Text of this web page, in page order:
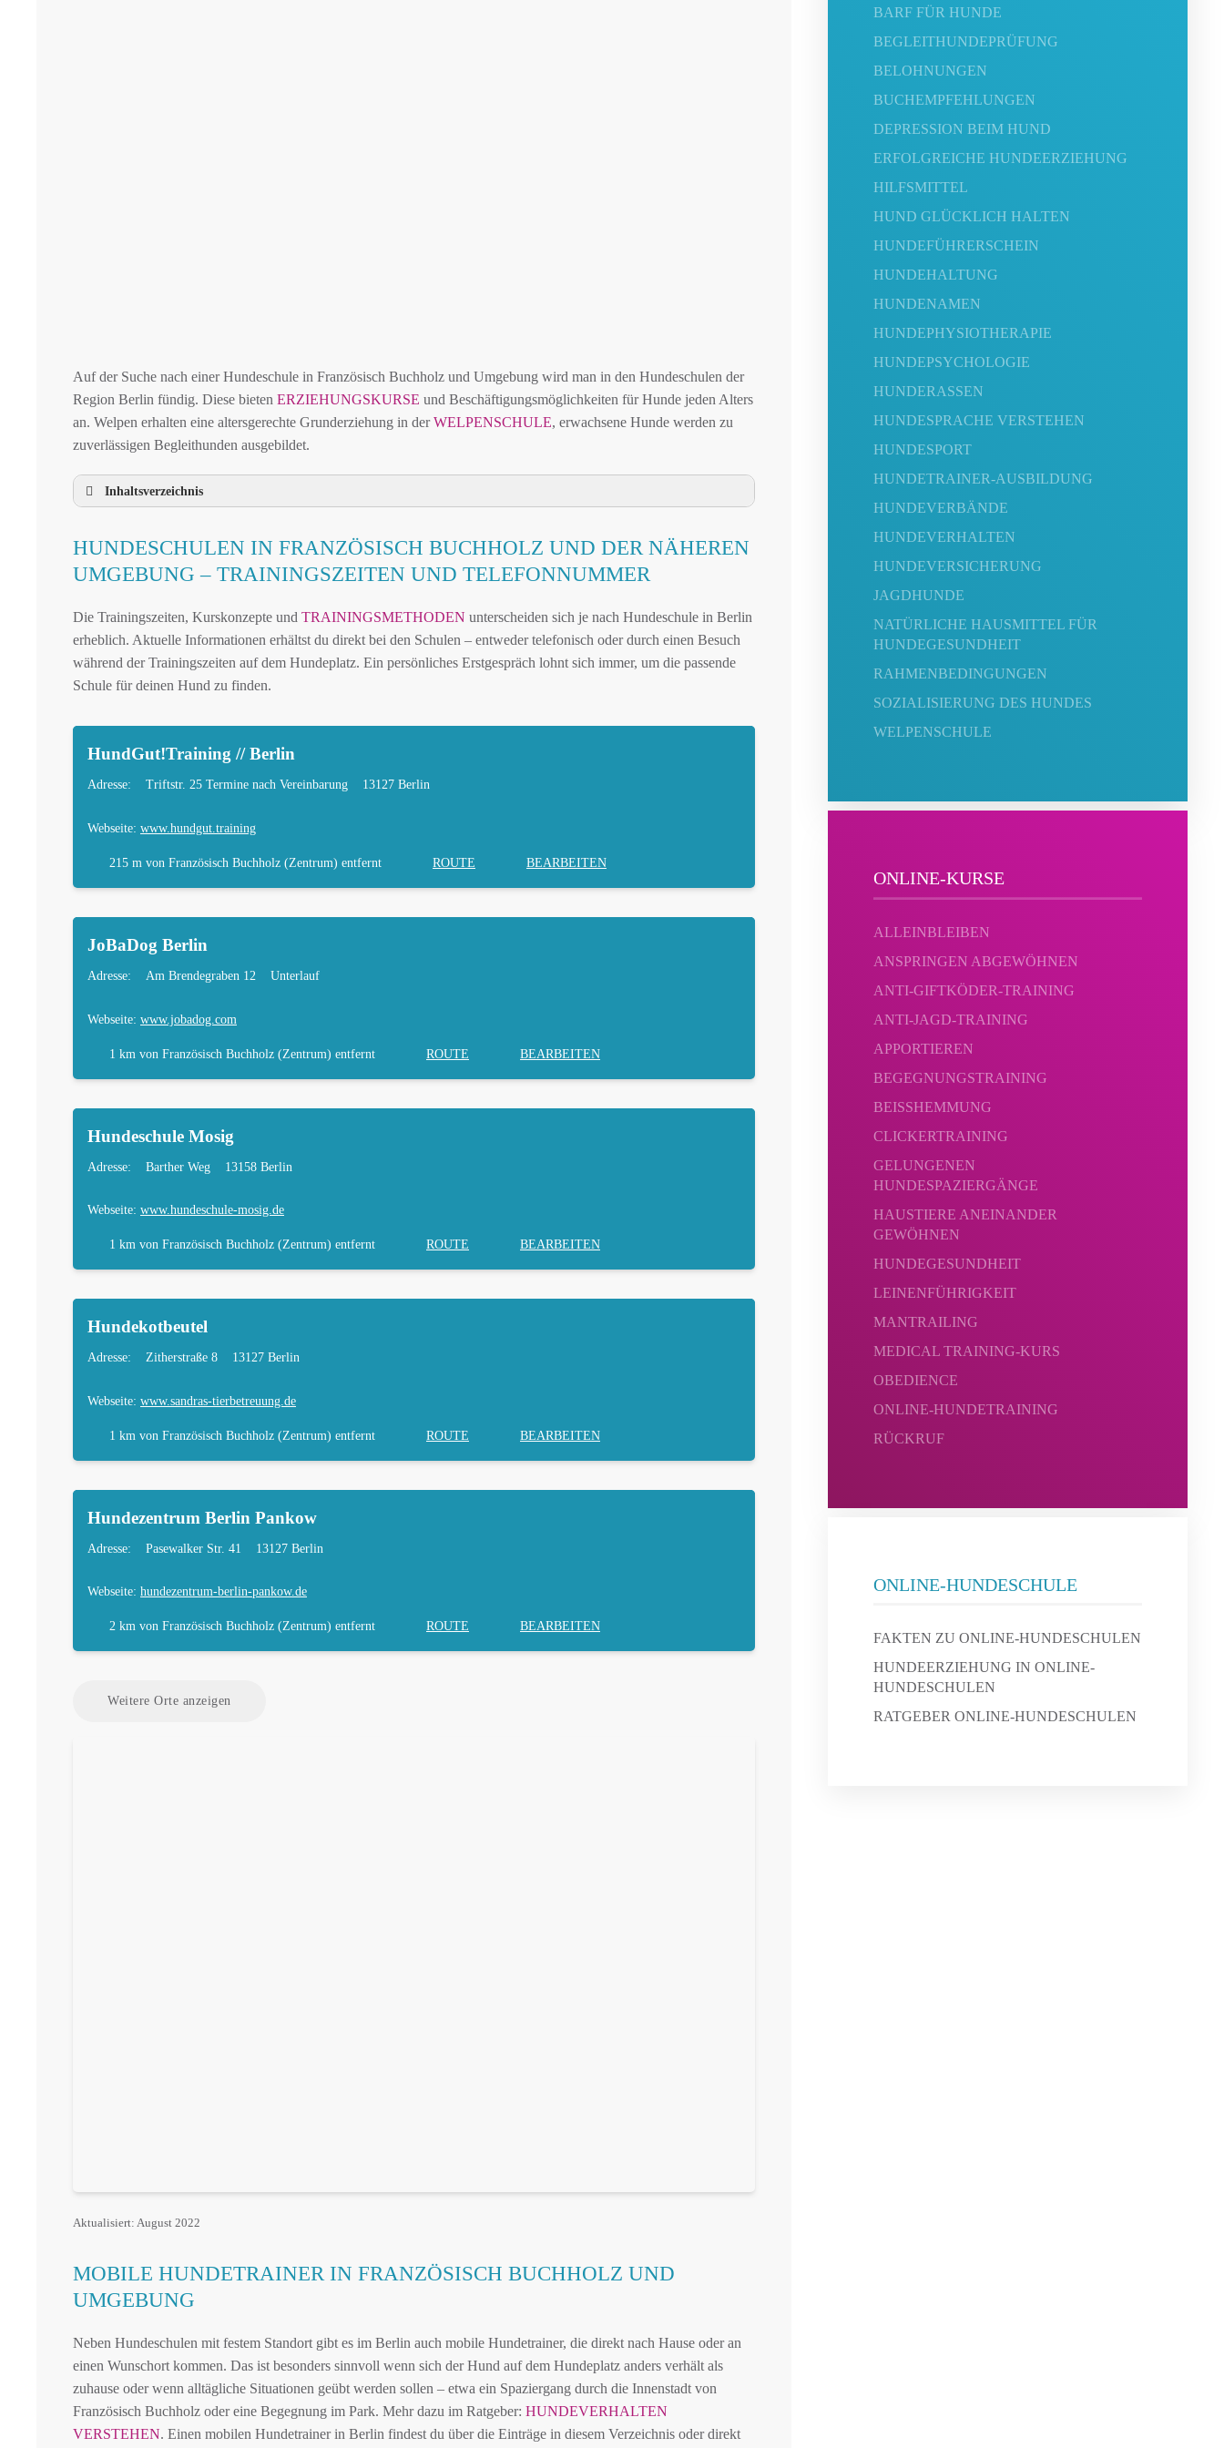
Auf der Suche nach einer Hundeschule in Französisch Buchholz und Umgebung wird man in den Hundeschulen der
Region Berlin fündig. Diese bieten ERZIEHUNGSKURSE und Beschäftigungsmöglichkeiten für Hunde jeden Alters
an. Welpen erhalten eine altersgerechte Grunderziehung in derWELPENSCHULE, erwachsene Hunde werden zu
zuverlässigen Begleithunden ausgebildet.
Inhaltsverzeichnis
HUNDESCHULEN IN FRANZÖSISCH BUCHHOLZ UND DER NÄHEREN UMGEBUNG
MOBILE HUNDETRAINER IN FRANZÖSISCH BUCHHOLZ UND UMGEBUNG
LEINENPFLICHT UND HUNDEGESETZE IN FRANZÖSISCH BUCHHOLZ
HUNDEFREUNDLICHE ORTE UND FREILAUFFLÄCHEN IN FRANZÖSISCH BUCHHOLZ
HUNDEFÜHRERSCHEIN FÜR DIE REGION BERLIN – ONLINE-TEST
HÄUFIGE FRAGEN ZUR HUNDESCHULE IN FRANZÖSISCH BUCHHOLZ
TIERARZT UND NOTFALLTIERARZT IN FRANZÖSISCH BUCHHOLZ
HUNDESCHULEN IN FRANZÖSISCH BUCHHOLZ UND DER NÄHEREN
UMGEBUNG – TRAININGSZEITEN UND TELEFONNUMMER
Die Trainingszeiten, Kurskonzepte und TRAININGSMETHODEN unterscheiden sich je nach Hundeschule in Berlin
erheblich. Aktuelle Informationen erhältst du direkt bei den Schulen – entweder telefonisch oder durch einen Besuch
während der Trainingszeiten auf dem Hundeplatz. Ein persönliches Erstgespräch lohnt sich immer, um die passende
Schule für deinen Hund zu finden.
HundGut!Training // Berlin
Adresse: Triftstr. 25 Termine nach Vereinbarung 13127 Berlin
Webseite: www.hundgut.training
215 m von Französisch Buchholz (Zentrum) entfernt ROUTE BEARBEITEN
JoBaDog Berlin
Adresse: Am Brendegraben 12 Unterlauf
Webseite: www.jobadog.com
1 km von Französisch Buchholz (Zentrum) entfernt ROUTE BEARBEITEN
Hundeschule Mosig
Adresse: Barther Weg 13158 Berlin
Webseite: www.hundeschule-mosig.de
1 km von Französisch Buchholz (Zentrum) entfernt ROUTE BEARBEITEN
Hundekotbeutel
Adresse: Zitherstraße 8 13127 Berlin
Webseite: www.sandras-tierbetreuung.de
1 km von Französisch Buchholz (Zentrum) entfernt ROUTE BEARBEITEN
Hundezentrum Berlin Pankow
Adresse: Pasewalker Str. 41 13127 Berlin
Webseite: hundezentrum-berlin-pankow.de
2 km von Französisch Buchholz (Zentrum) entfernt ROUTE BEARBEITEN
Weitere Orte anzeigen
Aktualisiert: August 2022
MOBILE HUNDETRAINER IN FRANZÖSISCH BUCHHOLZ UND
UMGEBUNG
Neben Hundeschulen mit festem Standort gibt es im Berlin auch mobile Hundetrainer, die direkt nach Hause oder an
einen Wunschort kommen. Das ist besonders sinnvoll wenn sich der Hund auf dem Hundeplatz anders verhält als
zuhause oder wenn alltägliche Situationen geübt werden sollen – etwa ein Spaziergang durch die Innenstadt von
Französisch Buchholz oder eine Begegnung im Park. Mehr dazu im Ratgeber: HUNDEVERHALTEN
VERSTEHEN. Einen mobilen Hundetrainer in Berlin findest du über die Einträge in diesem Verzeichnis oder direkt
BARF FÜR HUNDE
BEGLEITHUNDEPRÜFUNG
BELOHNUNGEN
BUCHEMPFEHLUNGEN
DEPRESSION BEIM HUND
ERFOLGREICHE HUNDEERZIEHUNG
HILFSMITTEL
HUND GLÜCKLICH HALTEN
HUNDEFÜHRERSCHEIN
HUNDEHALTUNG
HUNDENAMEN
HUNDEPHYSIOTHERAPIE
HUNDEPSYCHOLOGIE
HUNDERASSEN
HUNDESPRACHE VERSTEHEN
HUNDESPORT
HUNDETRAINER-AUSBILDUNG
HUNDEVERBÄNDE
HUNDEVERHALTEN
HUNDEVERSICHERUNG
JAGDHUNDE
NATÜRLICHE HAUSMITTEL FÜR
HUNDEGESUNDHEIT
RAHMENBEDINGUNGEN
SOZIALISIERUNG DES HUNDES
WELPENSCHULE
ONLINE-KURSE
ALLEINBLEIBEN
ANSPRINGEN ABGEWÖHNEN
ANTI-GIFTKÖDER-TRAINING
ANTI-JAGD-TRAINING
APPORTIEREN
BEGEGNUNGSTRAINING
BEISSHEMMUNG
CLICKERTRAINING
GELUNGENEN
HUNDESPAZIERGÄNGE
HAUSTIERE ANEINANDER
GEWÖHNEN
HUNDEGESUNDHEIT
LEINENFÜHRIGKEIT
MANTRAILING
MEDICAL TRAINING-KURS
OBEDIENCE
ONLINE-HUNDETRAINING
RÜCKRUF
ONLINE-HUNDESCHULE
FAKTEN ZU ONLINE-HUNDESCHULEN
HUNDEERZIEHUNG IN ONLINE-
HUNDESCHULEN
RATGEBER ONLINE-HUNDESCHULEN